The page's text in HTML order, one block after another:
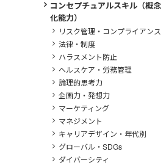
コンセプチュアルスキル（概念
化能力）
リスク管理・コンプライアンス
法律・制度
ハラスメント防止
ヘルスケア・労務管理
論理的思考力
企画力・発想力
マーケティング
マネジメント
キャリアデザイン・年代別
グローバル・SDGs
ダイバーシティ